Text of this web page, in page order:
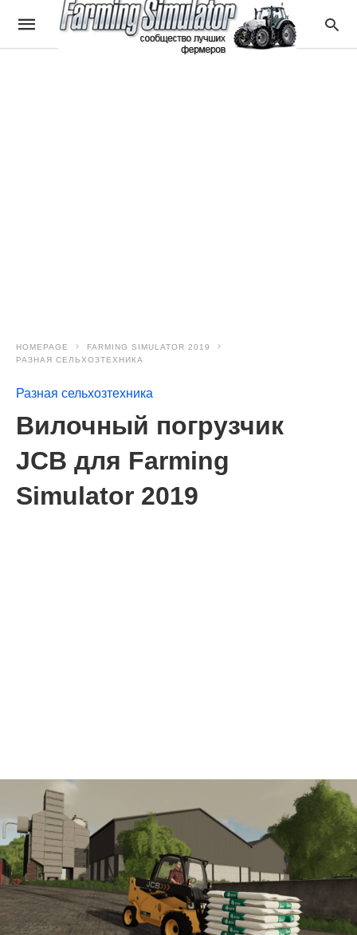
HOMEPAGE
FARMING SIMULATOR 2019
РАЗНАЯ СЕЛЬХОЗТЕХНИКА
Разная сельхозтехника
Вилочный погрузчик
JCB для Farming
Simulator 2019